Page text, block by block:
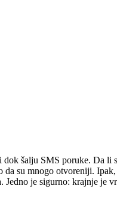
šalju SMS poruke. Da li
su mnogo otvoreniji.
Jedno je sigurno: krajnje je